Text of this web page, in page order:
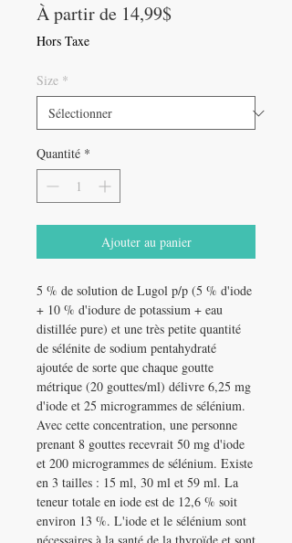
À partir de 14,99$
Hors Taxe
Size *
Quantité *
Ajouter au panier
5 % de solution de Lugol p/p (5 % d'iode
+ 10 % d'iodure de potassium + eau
distillée pure) et une très petite quantité
de sélénite de sodium pentahydraté
ajoutée de sorte que chaque goutte
métrique (20 gouttes/ml) délivre 6,25 mg
d'iode et 25 microgrammes de sélénium.
Avec cette concentration, une personne
prenant 8 gouttes recevrait 50 mg d'iode
et 200 microgrammes de sélénium. Existe
en 3 tailles : 15 ml, 30 ml et 59 ml. La
teneur totale en iode est de 12,6 % soit
environ 13 %. L'iode et le sélénium sont